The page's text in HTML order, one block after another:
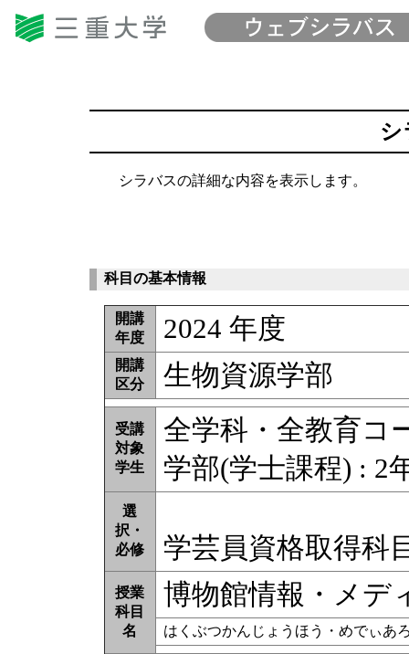
シ
シラバスの詳細な内容を表示します。
科目の基本情報
開講
年度
2024 年度
開講
区分
生物資源学部
受講
対象
学生
全学科・全教育コ
学部(学士課程) : 2
選
択・
必修
学芸員資格取得科
授業
科目
名
博物館情報・メデ
はくぶつかんじょうほう・めでぃあ